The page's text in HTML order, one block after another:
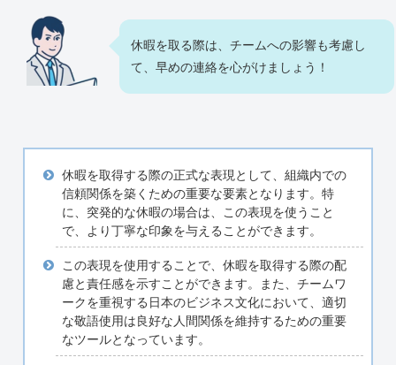
休暇を取る際は、チームへの影響も考慮し
て、早めの連絡を心がけましょう！
休暇を取得する際の正式な表現として、組織内での
信頼関係を築くための重要な要素となります。特
に、突発的な休暇の場合は、この表現を使うこと
で、より丁寧な印象を与えることができます。
この表現を使用することで、休暇を取得する際の配
慮と責任感を示すことができます。また、チームワ
ークを重視する日本のビジネス文化において、適切
な敬語使用は良好な人間関係を維持するための重要
なツールとなっています。